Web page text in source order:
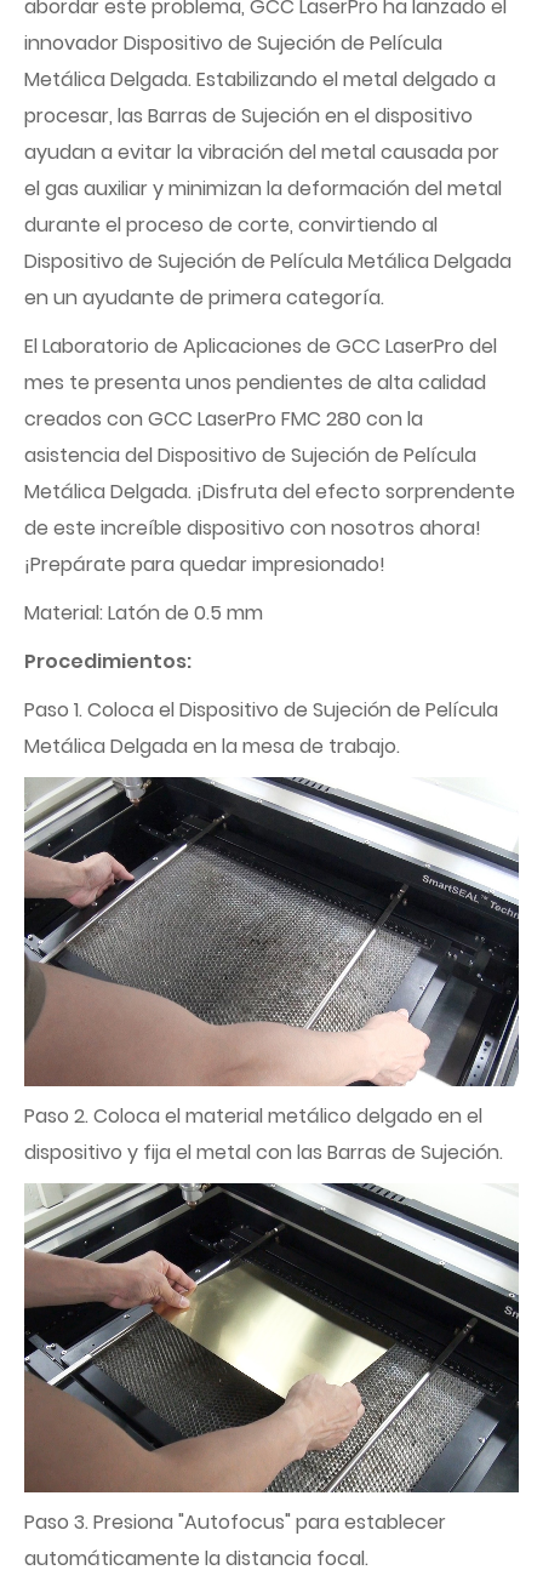
abordar este problema, GCC LaserPro ha lanzado el
innovador Dispositivo de Sujeción de Película
Metálica Delgada. Estabilizando el metal delgado a
procesar, las Barras de Sujeción en el dispositivo
ayudan a evitar la vibración del metal causada por
el gas auxiliar y minimizan la deformación del metal
durante el proceso de corte, convirtiendo al
Dispositivo de Sujeción de Película Metálica Delgada
en un ayudante de primera categoría.
El Laboratorio de Aplicaciones de GCC LaserPro del
mes te presenta unos pendientes de alta calidad
creados con GCC LaserPro FMC 280 con la
asistencia del Dispositivo de Sujeción de Película
Metálica Delgada. ¡Disfruta del efecto sorprendente
de este increíble dispositivo con nosotros ahora!
¡Prepárate para quedar impresionado!
Material: Latón de 0.5 mm
Procedimientos:
Paso 1. Coloca el Dispositivo de Sujeción de Película
Metálica Delgada en la mesa de trabajo.
Paso 2. Coloca el material metálico delgado en el
dispositivo y fija el metal con las Barras de Sujeción.
Paso 3. Presiona "Autofocus" para establecer
automáticamente la distancia focal.